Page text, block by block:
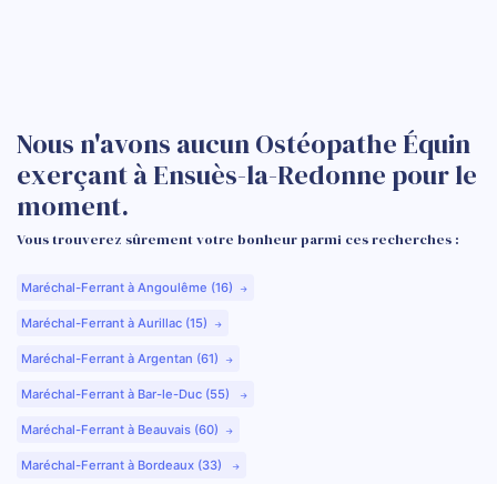
Nous n'avons aucun Ostéopathe Équin
exerçant à Ensuès-la-Redonne pour le
moment.
Vous trouverez sûrement votre bonheur parmi ces recherches :
Maréchal-Ferrant à Angoulême (16)
Maréchal-Ferrant à Aurillac (15)
Maréchal-Ferrant à Argentan (61)
Maréchal-Ferrant à Bar-le-Duc (55)
Maréchal-Ferrant à Beauvais (60)
Maréchal-Ferrant à Bordeaux (33)